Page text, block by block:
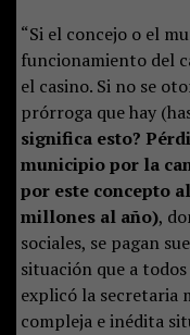
“Si el concejo o el
funcionamiento del
el casino. Si no se
prórroga que hay
significa esto?
municipio por la
por este concepto
millones al año),
sociales, se pagan
situación que a
explicó la secretaria
compleja e inédita